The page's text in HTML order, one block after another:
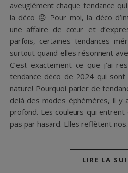
aveuglément chaque tendance
la déco 😠 Pour moi, la déco
une affaire de cœur et
parfois, certaines tendances
surtout quand elles résonnent
C’est exactement ce que j’ai
tendance déco de 2024 qui
nature! Pourquoi parler de
delà des modes éphémères, il y
profond. Les couleurs qui
pas par hasard. Elles reflètent
LIRE LA